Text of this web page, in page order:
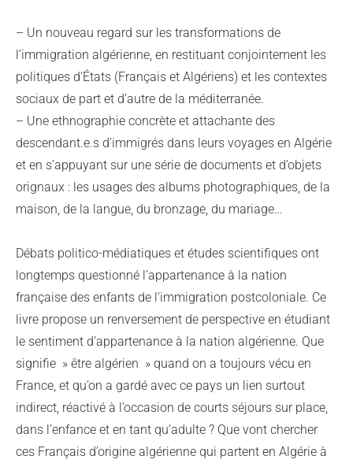
– Un nouveau regard sur les transformations de
l’immigration algérienne, en restituant conjointement les
politiques d’États (Français et Algériens) et les contextes
sociaux de part et d’autre de la méditerranée.
– Une ethnographie concrète et attachante des
descendant.e.s d’immigrés dans leurs voyages en Algérie
et en s’appuyant sur une série de documents et d’objets
orignaux : les usages des albums photographiques, de la
maison, de la langue, du bronzage, du mariage…
Débats politico-médiatiques et études scientifiques ont
longtemps questionné l’appartenance à la nation
française des enfants de l’immigration postcoloniale. Ce
livre propose un renversement de perspective en étudiant
le sentiment d’appartenance à la nation algérienne. Que
signifie » être algérien » quand on a toujours vécu en
France, et qu’on a gardé avec ce pays un lien surtout
indirect, réactivé à l’occasion de courts séjours sur place,
dans l’enfance et en tant qu’adulte ? Que vont chercher
ces Français d’origine algérienne qui partent en Algérie à